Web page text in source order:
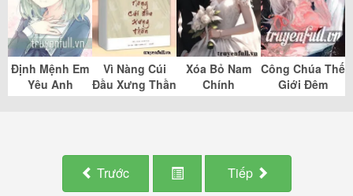
Định Mệnh Em
Yêu Anh
Vì Nàng Cúi
Đầu Xưng Thần
Xóa Bỏ Nam
Chính
Công Chúa Thế
Giới Đêm
Trước Tiếp